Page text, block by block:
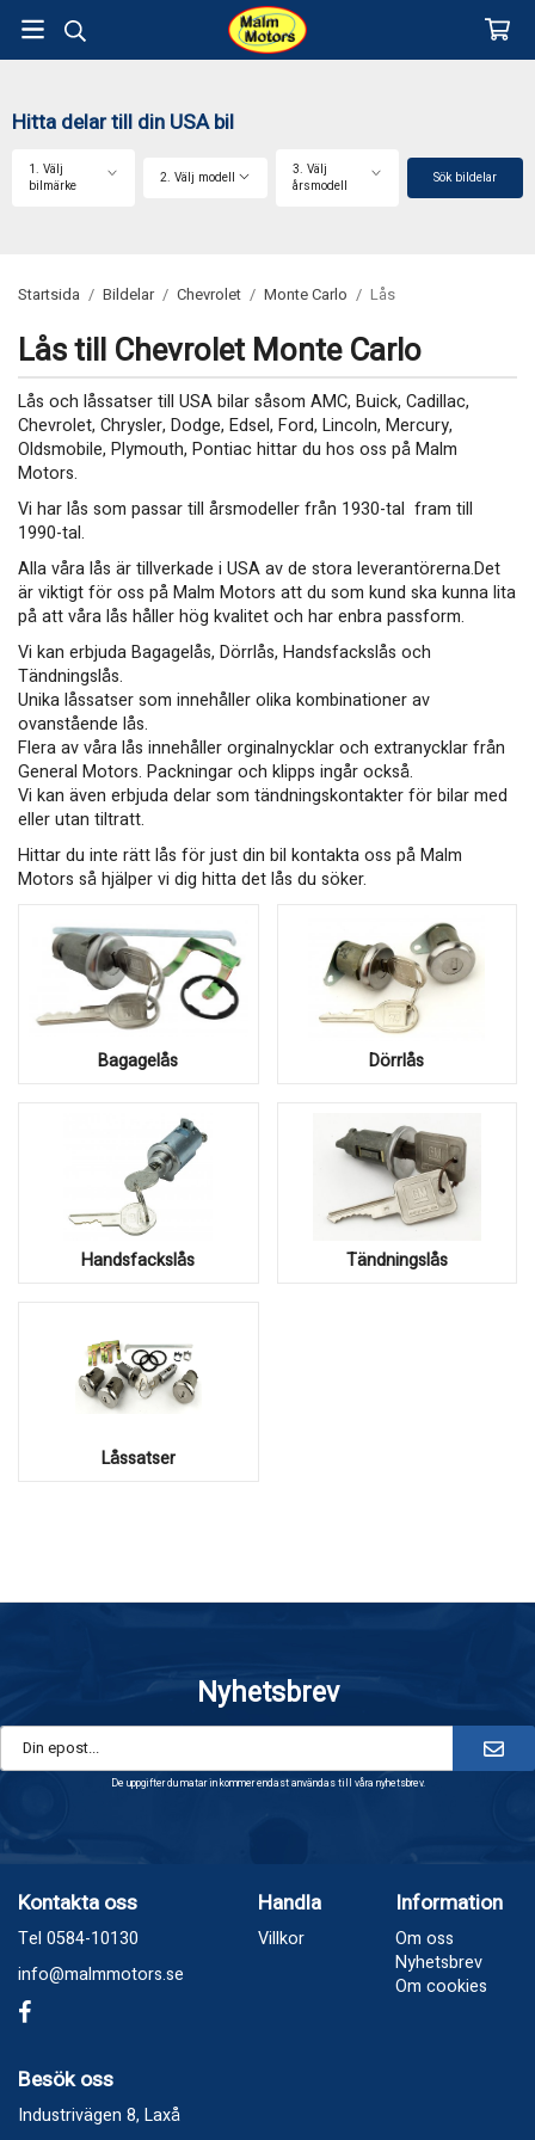
Hitta delar till din USA bil
1. Välj
bilmärke
2. Välj modell
3. Välj
årsmodell
Sök bildelar
Startsida / Bildelar / Chevrolet / Monte Carlo / Lås
Lås till Chevrolet Monte Carlo
Lås och låssatser till USA bilar såsom AMC, Buick, Cadillac,
Chevrolet, Chrysler, Dodge, Edsel, Ford, Lincoln, Mercury,
Oldsmobile, Plymouth, Pontiac hittar du hos oss på Malm
Motors.
Vi har lås som passar till årsmodeller från 1930-tal fram till
1990-tal.
Alla våra lås är tillverkade i USA av de stora leverantörerna.Det
är viktigt för oss på Malm Motors att du som kund ska kunna lita
på att våra lås håller hög kvalitet och har enbra passform.
Vi kan erbjuda Bagagelås, Dörrlås, Handsfackslås och
Tändningslås.
Unika låssatser som innehåller olika kombinationer av
ovanstående lås.
Flera av våra lås innehåller orginalnycklar och extranycklar från
General Motors. Packningar och klipps ingår också.
​​​​​​​Vi kan även erbjuda delar som tändningskontakter för bilar med
eller utan tiltratt.
Hittar du inte rätt lås för just din bil kontakta oss på Malm
Motors så hjälper vi dig hitta det lås du söker.
Bagagelås Dörrlås
Handsfackslås Tändningslås
Låssatser
Nyhetsbrev
De uppgifter du matar in kommer endast användas till våra nyhetsbrev.
Kontakta oss
Tel 0584-10130
info@malmmotors.se
Handla
Villkor
Information
Om oss
Nyhetsbrev
Om cookies
Besök oss
Industrivägen 8, Laxå